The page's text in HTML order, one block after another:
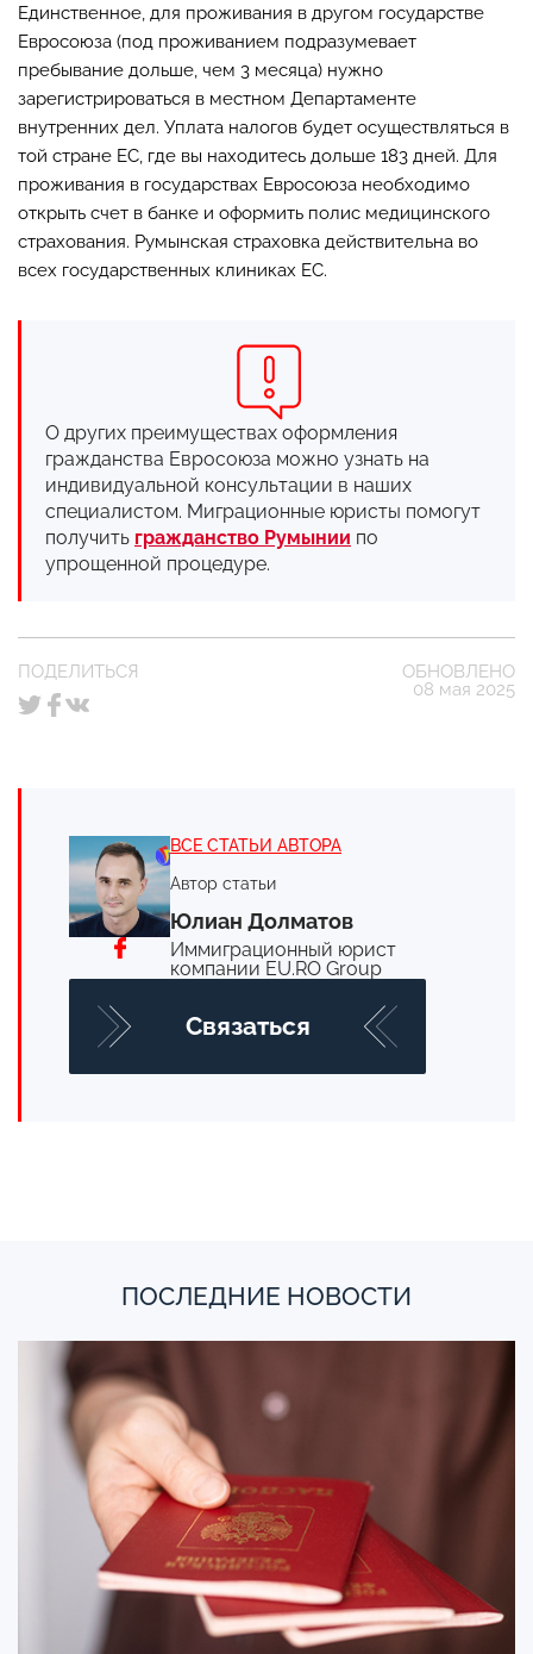
Единственное, для проживания в другом государстве
Евросоюза (под проживанием подразумевает
пребывание дольше, чем 3 месяца) нужно
зарегистрироваться в местном Департаменте
внутренних дел. Уплата налогов будет осуществляться в
той стране ЕС, где вы находитесь дольше 183 дней. Для
проживания в государствах Евросоюза необходимо
открыть счет в банке и оформить полис медицинского
страхования. Румынская страховка действительна во
всех государственных клиниках ЕС.
О других преимуществах оформления
гражданства Евросоюза можно узнать на
индивидуальной консультации в наших
специалистом. Миграционные юристы помогут
получить гражданство Румынии по
упрощенной процедуре.
ПОДЕЛИТЬСЯ
ОБНОВЛЕНО
08 мая 2025
ВСЕ СТАТЬИ АВТОРА
Автор статьи
Юлиан Долматов
Иммиграционный юрист
компании EU.RO Group
Cвязаться
ПОСЛЕДНИЕ НОВОСТИ